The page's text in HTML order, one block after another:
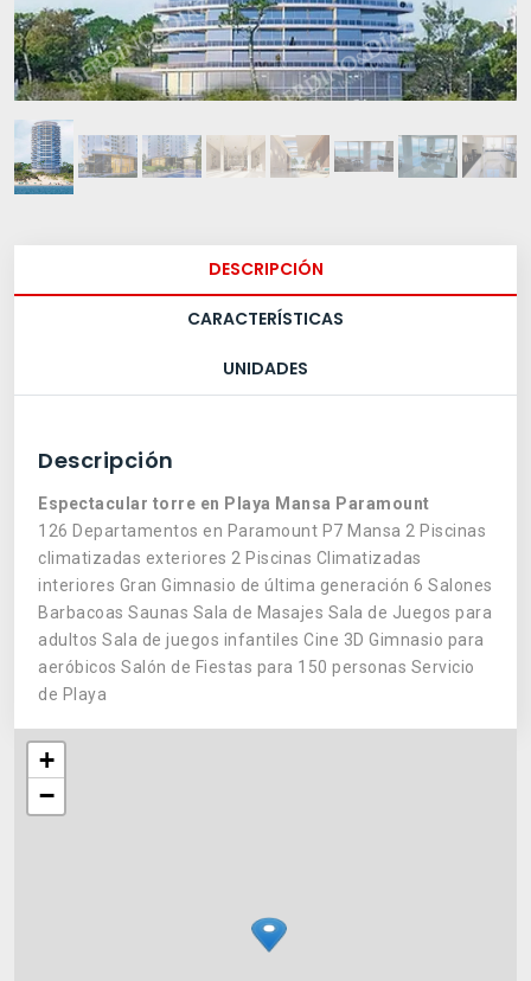
DESCRIPCIÓN
CARACTERÍSTICAS
UNIDADES
Descripción
Espectacular torre en Playa Mansa Paramount
126 Departamentos en Paramount P7 Mansa 2 Piscinas
climatizadas exteriores 2 Piscinas Climatizadas
interiores Gran Gimnasio de última generación 6 Salones
Barbacoas Saunas Sala de Masajes Sala de Juegos para
adultos Sala de juegos infantiles Cine 3D Gimnasio para
aeróbicos Salón de Fiestas para 150 personas Servicio
de Playa
+
−